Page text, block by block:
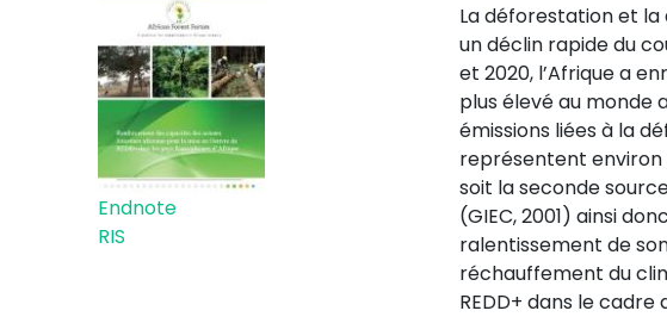
Endnote
RIS
La déforestation et
un déclin rapide du
et 2020, l’Afrique a
plus élevé au monde
émissions liées à la
représentent environ
soit la seconde
(GIEC, 2001) ainsi
ralentissement de
réchauffement du
REDD+ dans le